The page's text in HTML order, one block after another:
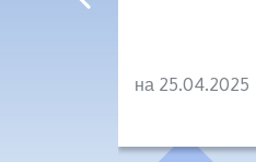
на 25.04.2025